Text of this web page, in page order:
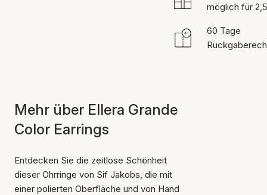
möglich für
60 Tage
Mehr über Ellera Grande
Color Earrings
Entdecken Sie die zeitlose Schönheit
dieser Ohrringe von Sif Jakobs, die mit
einer polierten Oberfläche und von Hand